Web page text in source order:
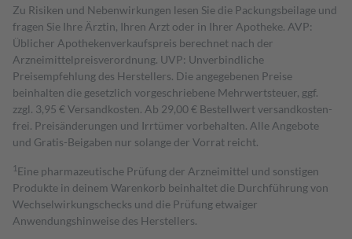
Zu Risiken und Nebenwirkungen lesen Sie die Packungsbeilage und
fragen Sie Ihre Ärztin, Ihren Arzt oder in Ihrer Apotheke. AVP:
Üblicher Apothekenverkaufspreis berechnet nach der
Arzneimittelpreisverordnung. UVP: Unverbindliche
Preisempfehlung des Herstellers. Die angegebenen Preise
beinhalten die gesetzlich vorgeschriebene Mehrwertsteuer, ggf.
zzgl. 3,95 € Versandkosten. Ab 29,00 € Bestell­wert versand­kosten­
frei. Preisänderungen und Irrtümer vorbehalten. Alle Angebote
und Gratis-Beigaben nur solange der Vorrat reicht.
1 Eine pharmazeutische Prüfung der Arzneimittel und sonstigen
Produkte in deinem Warenkorb beinhaltet die Durchführung von
Wechselwirkungschecks und die Prüfung etwaiger
Anwendungshinweise des Herstellers.